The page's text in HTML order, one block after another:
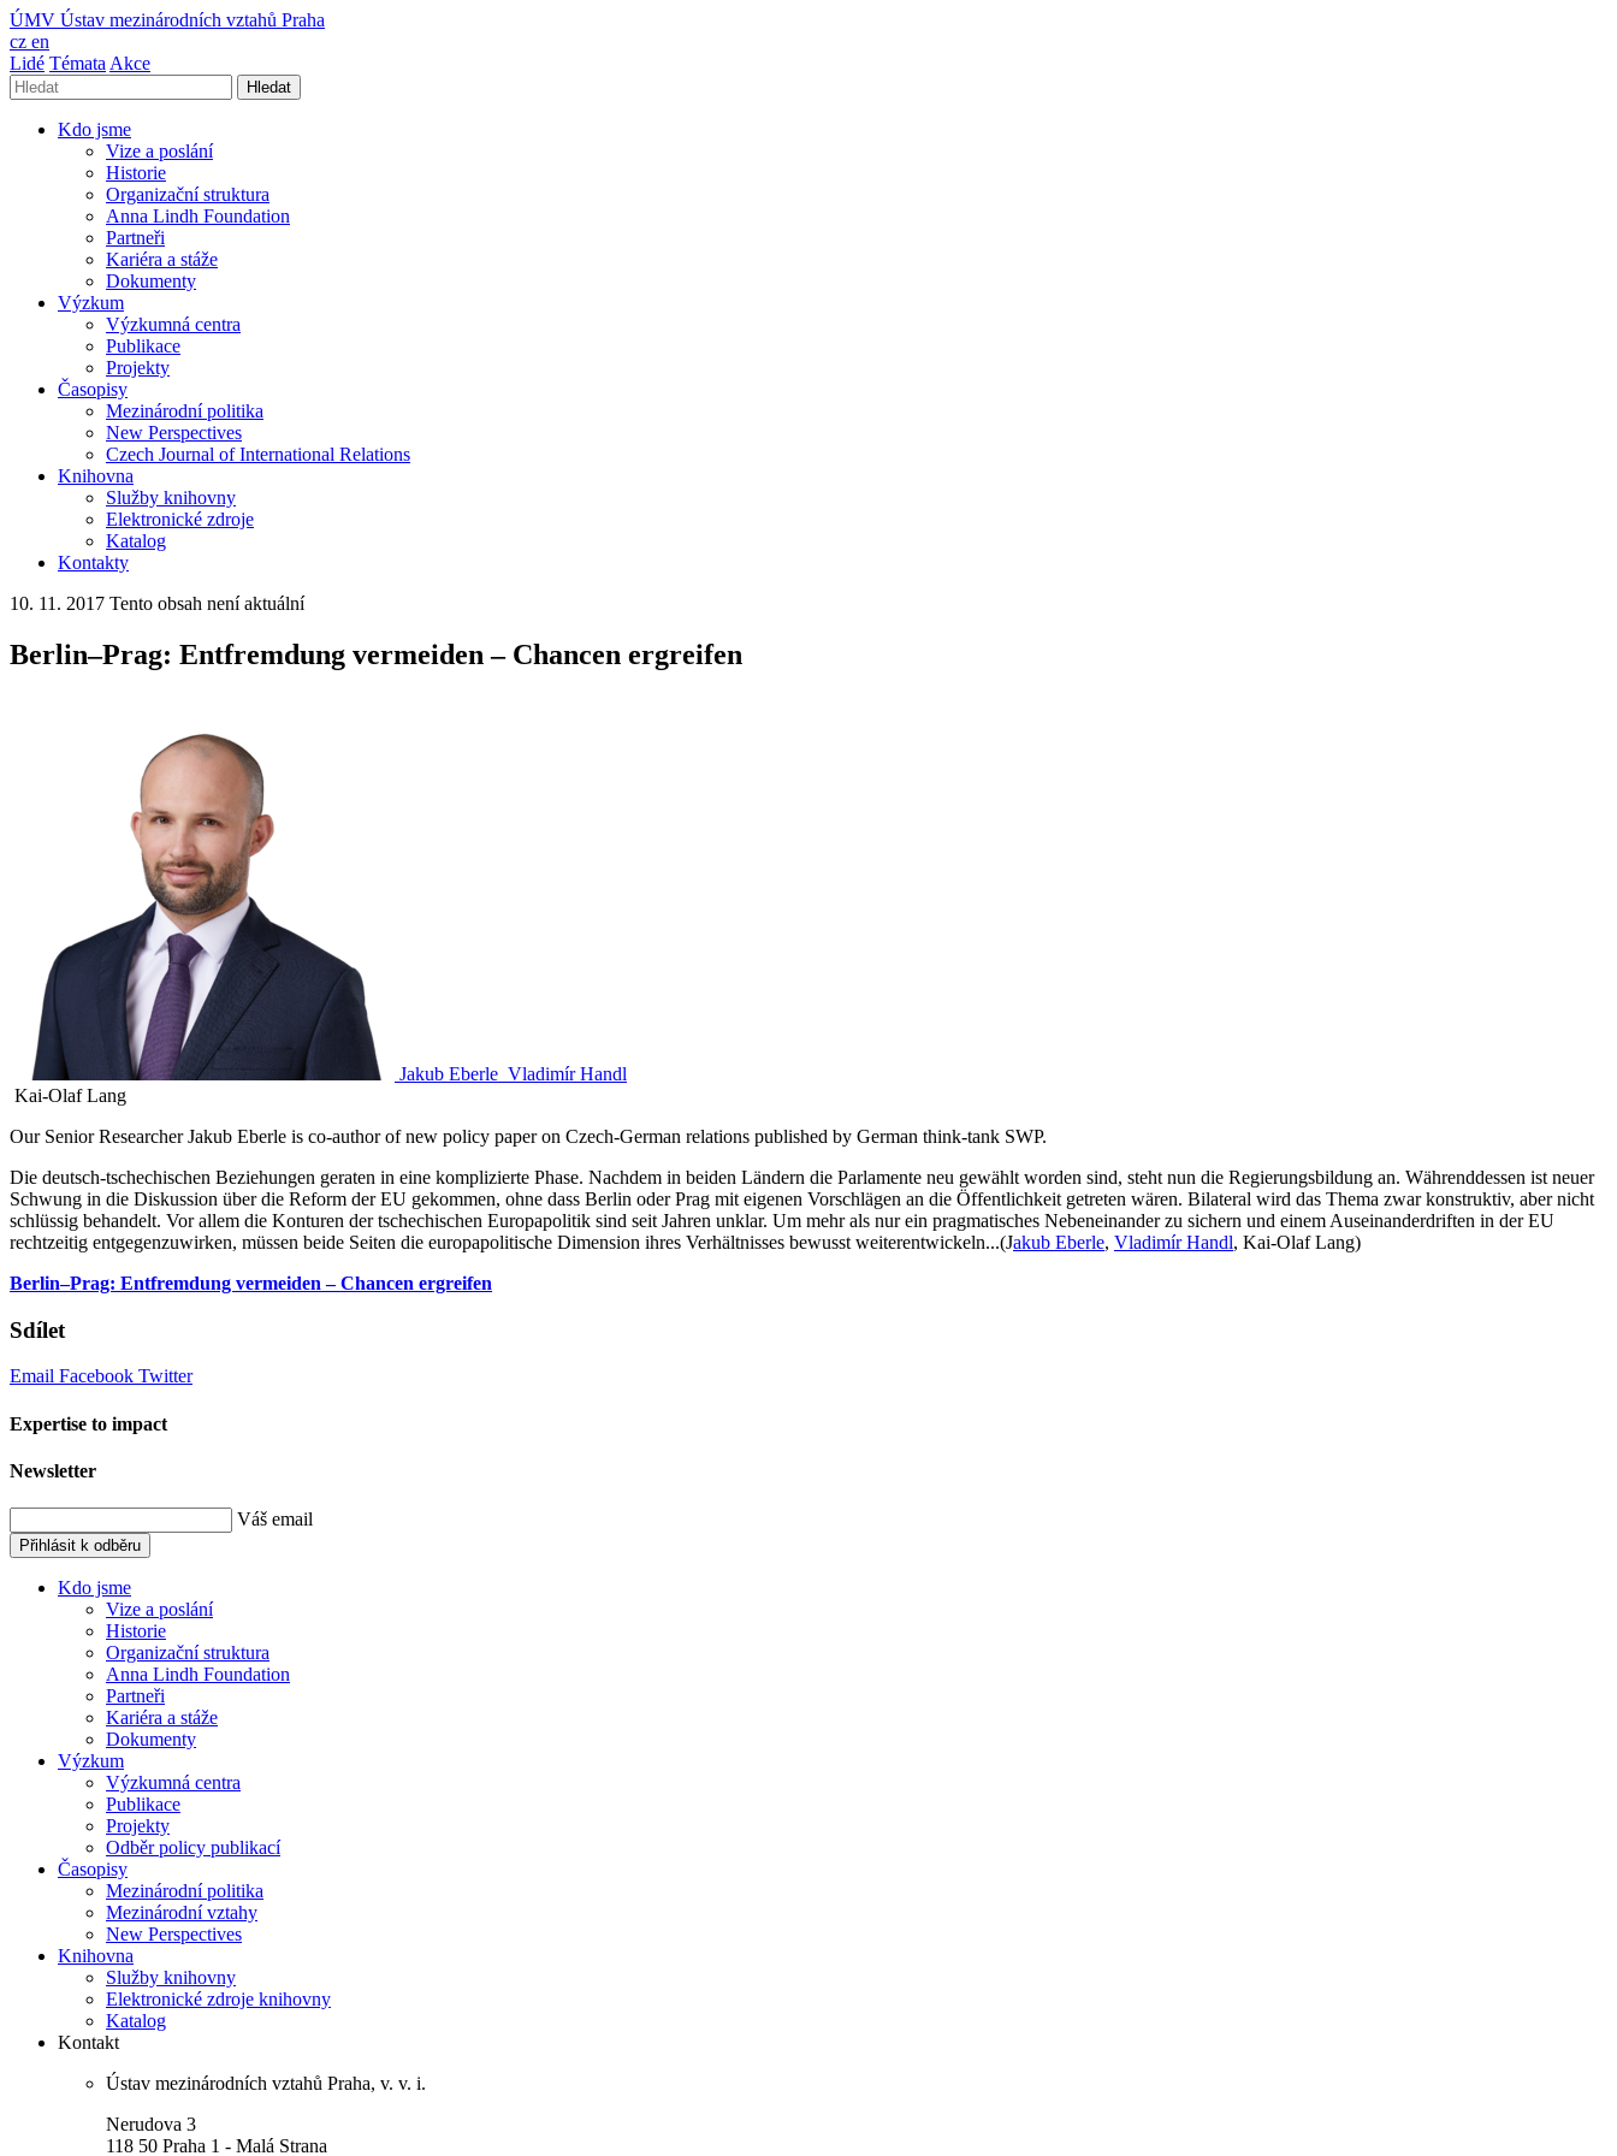
ÚMV Ústav mezinárodních vztahů Praha
cz en
Lidé Témata Akce
Hledat
Kdo jsme
Vize a poslání
Historie
Organizační struktura
Anna Lindh Foundation
Partneři
Kariéra a stáže
Dokumenty
Výzkum
Výzkumná centra
Publikace
Projekty
Časopisy
Mezinárodní politika
New Perspectives
Czech Journal of International Relations
Knihovna
Služby knihovny
Elektronické zdroje
Katalog
Kontakty
10. 11. 2017 Tento obsah není aktuální
Berlin–Prag: Entfremdung vermeiden – Chancen ergreifen
Jakub Eberle Vladimír Handl
Kai-Olaf Lang
Our Senior Researcher Jakub Eberle is co-author of new policy paper on Czech-German relations published by German think-tank SWP.
Die deutsch-tschechischen Beziehungen geraten in eine komplizierte Phase. Nachdem in beiden Ländern die Parlamente neu gewählt worden sind, steht nun die Regierungsbildung an. Währenddessen ist neuer
Schwung in die Diskussion über die Reform der EU gekommen, ohne dass Berlin oder Prag mit eigenen Vorschlägen an die Öffentlichkeit getreten wären. Bilateral wird das Thema zwar konstruktiv, aber nicht
schlüssig behandelt. Vor allem die Konturen der tschechischen Europapolitik sind seit Jahren unklar. Um mehr als nur ein pragmatisches Nebeneinander zu sichern und einem Auseinanderdriften in der EU
rechtzeitig entgegenzuwirken, müssen beide Seiten die europapolitische Dimension ihres Verhältnisses bewusst weiterentwickeln...(Jakub Eberle, Vladimír Handl, Kai-Olaf Lang)
Berlin–Prag: Entfremdung vermeiden – Chancen ergreifen
Sdílet
Email Facebook Twitter
Expertise to impact
Newsletter
Váš email
Přihlásit k odběru
Kdo jsme
Vize a poslání
Historie
Organizační struktura
Anna Lindh Foundation
Partneři
Kariéra a stáže
Dokumenty
Výzkum
Výzkumná centra
Publikace
Projekty
Odběr policy publikací
Časopisy
Mezinárodní politika
Mezinárodní vztahy
New Perspectives
Knihovna
Služby knihovny
Elektronické zdroje knihovny
Katalog
Kontakt
Ústav mezinárodních vztahů Praha, v. v. i.
Nerudova 3
118 50 Praha 1 - Malá Strana